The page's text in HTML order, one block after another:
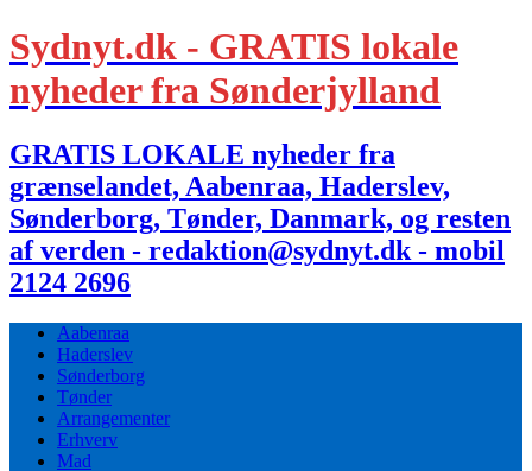
Sydnyt.dk - GRATIS lokale
nyheder fra Sønderjylland
GRATIS LOKALE nyheder fra
grænselandet, Aabenraa, Haderslev,
Sønderborg, Tønder, Danmark, og resten
af verden - redaktion@sydnyt.dk - mobil
2124 2696
Aabenraa
Haderslev
Sønderborg
Tønder
Arrangementer
Erhverv
Mad